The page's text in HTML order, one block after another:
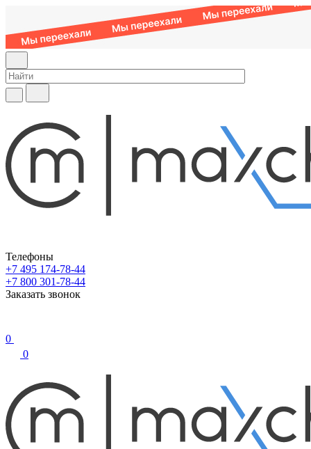
Телефоны
+7 495 174-78-44
+7 800 301-78-44
Заказать звонок
0
0